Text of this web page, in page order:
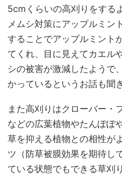
5cmくらいの高刈りをする
メムシ対策にアップルミン
することでアップルミント
てくれ、目に見えてカエル
シの被害が激減したようで
かっているというお話も聞
また高刈りはクローバー・
などの広葉植物やたんぽぽ
草を抑える植物との相性が
ツ（防草被膜効果を期待し
ている状態でもできる草刈